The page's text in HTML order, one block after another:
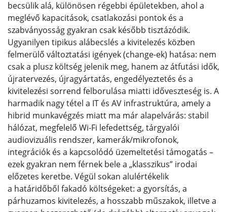
becsülik alá, különösen régebbi épületekben, ahol a
meglévő kapacitások, csatlakozási pontok és a
szabványosság gyakran csak később tisztázódik.
Ugyanilyen tipikus alábecslés a kivitelezés közben
felmerülő változtatási igények (change-ek) hatása: nem
csak a plusz költség jelenik meg, hanem az átfutási idők,
újratervezés, újragyártatás, engedélyeztetés és a
kivitelezési sorrend felborulása miatti időveszteség is. A
harmadik nagy tétel a IT és AV infrastruktúra, amely a
hibrid munkavégzés miatt ma már alapelvárás: stabil
hálózat, megfelelő Wi‑Fi lefedettség, tárgyalói
audiovizuális rendszer, kamerák/mikrofonok,
integrációk és a kapcsolódó üzemeltetési támogatás –
ezek gyakran nem férnek bele a „klasszikus” irodai
előzetes keretbe. Végül sokan alulértékelik
a határidőből fakadó költségeket: a gyorsítás, a
párhuzamos kivitelezés, a hosszabb műszakok, illetve a